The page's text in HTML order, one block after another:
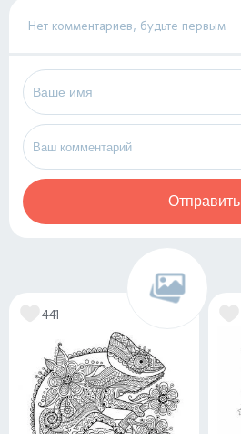
Нет комментариев, будьте первым
Отправить
441